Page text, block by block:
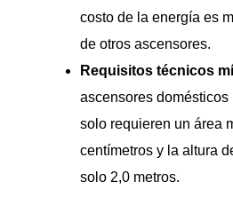
costo de la energía es
de otros ascensores.
Requisitos técnicos
ascensores
solo requieren un área
centímetros y la altura
solo 2,0 metros.